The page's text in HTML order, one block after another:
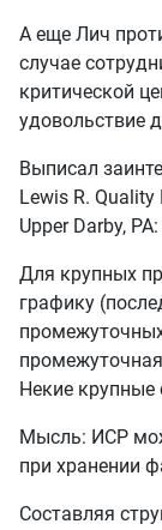
А еще Лич
случае
критической
удовольствие
Выписал
Lewis R.
Upper Darby,
Для крупных
графику
Некие крупные
Мысль: ИСР
при хранении
Составляя